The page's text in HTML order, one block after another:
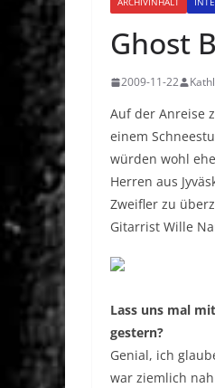
Ghost
2009-11-22
Auf der Anreise
einem
würden wohl
Herren aus
Zweifler zu
Gitarrist Wille
Lass uns mal
gestern?
Genial, ich
war ziemlich